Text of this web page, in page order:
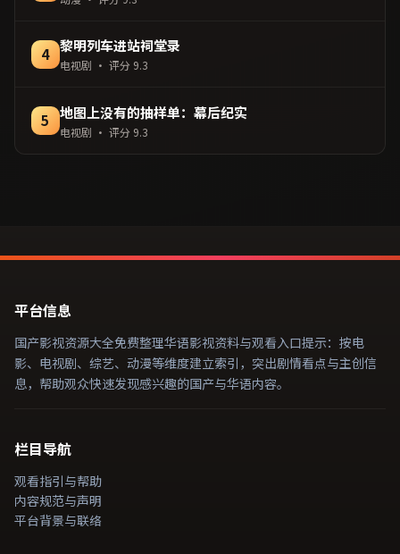
4 黎明列车进站祠堂录
电视剧 · 评分 9.3
5 地图上没有的抽样单：幕后纪实
电视剧 · 评分 9.3
平台信息
国产影视资源大全免费整理华语影视资料与观看入口提示：按电
影、电视剧、综艺、动漫等维度建立索引，突出剧情看点与主创信
息，帮助观众快速发现感兴趣的国产与华语内容。
栏目导航
观看指引与帮助
内容规范与声明
平台背景与联络